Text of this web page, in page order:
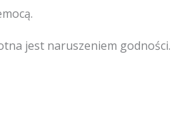
jest naruszeniem godności.